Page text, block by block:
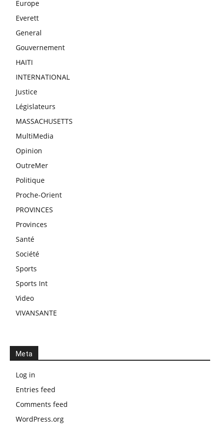
Europe
Everett
General
Gouvernement
HAITI
INTERNATIONAL
Justice
Législateurs
MASSACHUSETTS
MultiMedia
Opinion
OutreMer
Politique
Proche-Orient
PROVINCES
Provinces
Santé
Société
Sports
Sports Int
Video
VIVANSANTE
Meta
Log in
Entries feed
Comments feed
WordPress.org